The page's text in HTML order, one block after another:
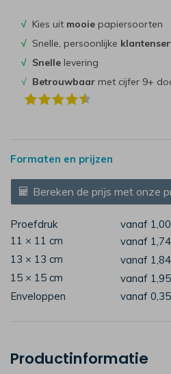
√ Kies uit mooie papiersoorten
√ Snelle, persoonlijke
√ Snelle levering
√ Betrouwbaar met cijfer 9+
Formaten en prijzen
Bereken de prijs met onze
Proefdruk
vanaf 1,00
11 × 11 cm
vanaf 1,74
13 × 13 cm
vanaf 1,84
15 × 15 cm
vanaf 1,95
Enveloppen
vanaf 0,35
Productinformatie